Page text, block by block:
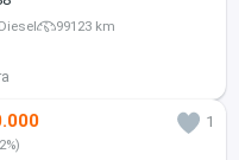
Diesel 99123 km
1